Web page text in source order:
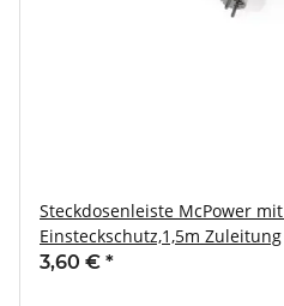
Steckdosenleiste McPower
Einsteckschutz,1,5m Zuleitung
3,60 € *